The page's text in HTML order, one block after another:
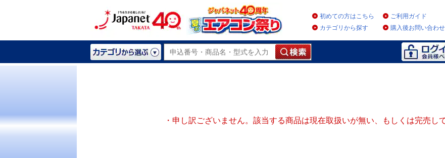
初めての方はこちら ご利用ガイド
カテゴリから探す
購入後お問い合わせ
・申し訳ございません。該当する商品は現在取扱いが無い、もしくは完売し